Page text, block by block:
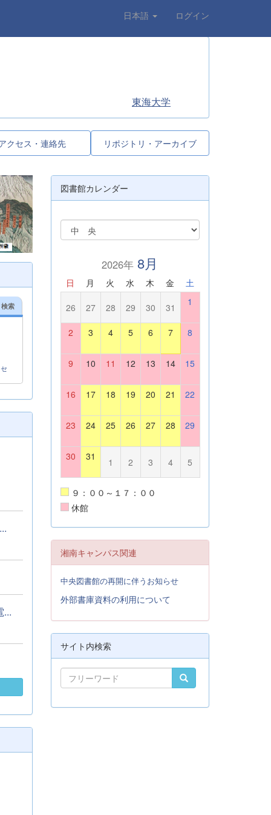
日本語 ログイン
東海大学
クセス・連絡先 リポジトリ・アーカイブ
索
...
図書館カレンダー
2026年 8月
日 月 火 水 木 金 土
26 27 28 29 30 31 1
2 3 4 5 6 7 8
9 10 11 12 13 14 15
16 17 18 19 20 21 22
23 24 25 26 27 28 29
30 31 1 2 3 4 5
９：００～１７：００
休館
湘南キャンパス関連
中央図書館の再開に伴うお知らせ
外部書庫資料の利用について
サイト内検索